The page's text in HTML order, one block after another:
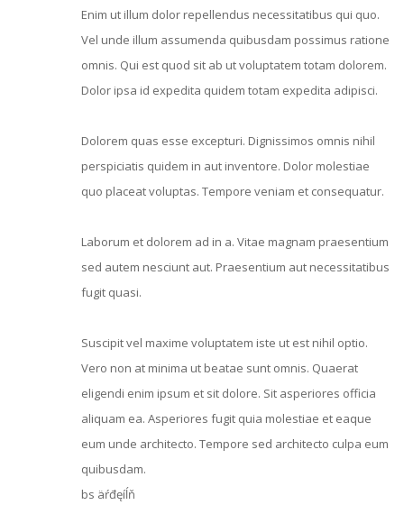
Enim ut illum dolor repellendus necessitatibus qui quo.
Vel unde illum assumenda quibusdam possimus ratione
omnis. Qui est quod sit ab ut voluptatem totam dolorem.
Dolor ipsa id expedita quidem totam expedita adipisci.
Dolorem quas esse excepturi. Dignissimos omnis nihil
perspiciatis quidem in aut inventore. Dolor molestiae
quo placeat voluptas. Tempore veniam et consequatur.
Laborum et dolorem ad in a. Vitae magnam praesentium
sed autem nesciunt aut. Praesentium aut necessitatibus
fugit quasi.
Suscipit vel maxime voluptatem iste ut est nihil optio.
Vero non at minima ut beatae sunt omnis. Quaerat
eligendi enim ipsum et sit dolore. Sit asperiores officia
aliquam ea. Asperiores fugit quia molestiae et eaque
eum unde architecto. Tempore sed architecto culpa eum
quibusdam.
bs äŕđęíĺň